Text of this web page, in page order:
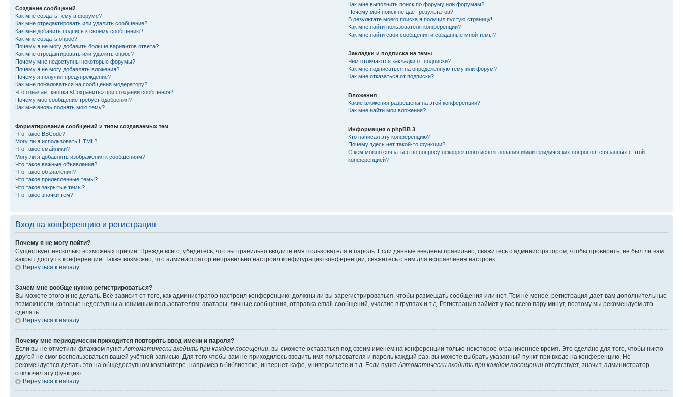
Создание сообщений
Как мне создать тему в форуме?
Как мне отредактировать или удалить сообщение?
Как мне добавить подпись к своему сообщению?
Как мне создать опрос?
Почему я не могу добавить больше вариантов ответа?
Как мне отредактировать или удалить опрос?
Почему мне недоступны некоторые форумы?
Почему я не могу добавлять вложения?
Почему я получил предупреждение?
Как мне пожаловаться на сообщения модератору?
Что означает кнопка «Сохранить» при создании сообщения?
Почему моё сообщение требует одобрения?
Как мне вновь поднять мою тему?
Форматирование сообщений и типы создаваемых тем
Что такое BBCode?
Могу ли я использовать HTML?
Что такое смайлики?
Могу ли я добавлять изображения к сообщениям?
Что такое важные объявления?
Что такое объявления?
Что такое прилепленные темы?
Что такое закрытые темы?
Что такое значки тем?
Как мне выполнить поиск по форуму или форумам?
Почему мой поиск не даёт результатов?
В результате моего поиска я получил пустую страницу!
Как мне найти пользователя конференции?
Как мне найти свои сообщения и созданные мной темы?
Закладки и подписка на темы
Чем отличаются закладки от подписки?
Как мне подписаться на определённую тему или форум?
Как мне отказаться от подписки?
Вложения
Какие вложения разрешены на этой конференции?
Как мне найти мои вложения?
Информация о phpBB 3
Кто написал эту конференцию?
Почему здесь нет такой-то функции?
С кем можно связаться по вопросу некорректного использования и/или юридических вопросов, связанных с этой
конференцией?
Вход на конференцию и регистрация
Почему я не могу войти?
Существует несколько возможных причин. Прежде всего, убедитесь, что вы правильно вводите имя пользователя и пароль. Если данные введены правильно, свяжитесь с администратором, чтобы проверить, не был ли вам
закрыт доступ к конференции. Также возможно, что администратор неправильно настроил конфигурацию конференции, свяжитесь с ним для исправления настроек.
Вернуться к началу
Зачем мне вообще нужно регистрироваться?
Вы можете этого и не делать. Всё зависит от того, как администратор настроил конференцию: должны ли вы зарегистрироваться, чтобы размещать сообщения или нет. Тем не менее, регистрация дает вам дополнительные
возможности, которые недоступны анонимным пользователям: аватары, личные сообщения, отправка email-сообщений, участие в группах и т.д. Регистрация займёт у вас всего пару минут, поэтому мы рекомендуем это
сделать.
Вернуться к началу
Почему мне периодически приходится повторять ввод имени и пароля?
Если вы не отметили флажком пункт Автоматически входить при каждом посещении , вы сможете оставаться под своим именем на конференции только некоторое ограниченное время. Это сделано для того, чтобы никто
другой не смог воспользоваться вашей учётной записью. Для того чтобы вам не приходилось вводить имя пользователя и пароль каждый раз, вы можете выбрать указанный пункт при входе на конференцию. Не
рекомендуется делать это на общедоступном компьютере, например в библиотеке, интернет-кафе, университете и т.д. Если пункт Автоматически входить при каждом посещении отсутствует, значит, администратор
отключил эту функцию.
Вернуться к началу